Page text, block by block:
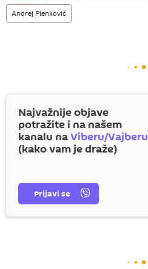
Andrej Plenković
Najvažnije objave
potražite i na našem
kanalu naViberu/Vajberu
(kako vam je draže)
Prijavi se